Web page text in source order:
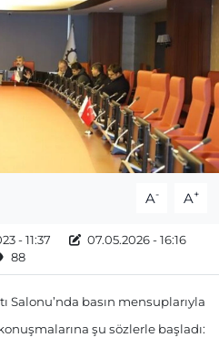
A- A+
- 11:37
07.05.2026 - 16:16
88
Salonu’nda basın mensuplarıyla
şu sözlerle başladı: